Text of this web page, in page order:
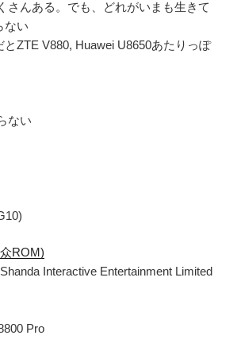
さんある。でも、どれがいまも生きて
ない
とZTE V880, Huawei U8650あたりっぽ
ない
ROM)
Interactive Entertainment Limited
Pro